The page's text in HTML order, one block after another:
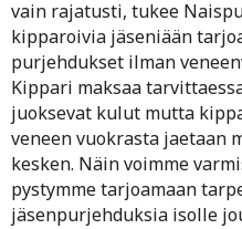
vain rajatusti, tukee
kipparoivia jäseniään
purjehdukset ilman
Kippari maksaa
juoksevat kulut mutta
veneen vuokrasta jaetaan
kesken. Näin voimme
pystymme tarjoamaan
jäsenpurjehduksia isolle